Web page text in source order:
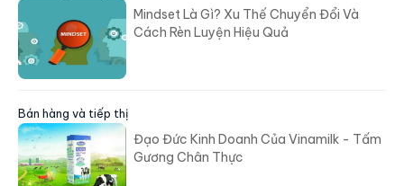
Mindset Là Gì? Xu Thế Chuyển Đổi Và
Cách Rèn Luyện Hiệu Quả
Bán hàng và tiếp thị
Đạo Đức Kinh Doanh Của Vinamilk - Tấm
Gương Chân Thực